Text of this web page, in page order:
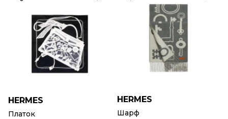
HERMES
Платок
HERMES
Шарф